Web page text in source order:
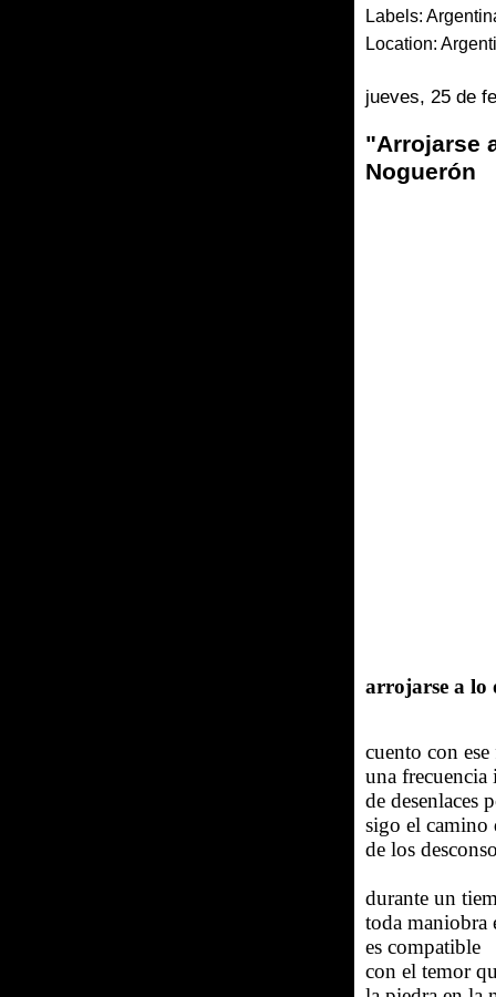
Labels:
Location:
jueves, 25 de
"Arrojarse
Noguerón
arrojarse a lo
cuento con
una frecuencia
de desenlaces
sigo el camino
de los
durante un
toda maniobra
es compatible
con el temor